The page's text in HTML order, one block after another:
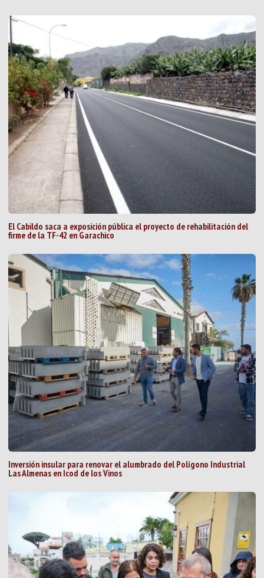
El Cabildo saca a exposición pública el proyecto de rehabilitación del
firme de la TF-42 en Garachico
Inversión insular para renovar el alumbrado del Polígono Industrial
Las Almenas en Icod de los Vinos